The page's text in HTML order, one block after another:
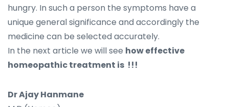
hungry. In such a person the symptoms have a
unique general significance and accordingly the
medicine can be selected accurately.
In the next article we will see how effective
homeopathic treatment is !!!
Dr Ajay Hanmane